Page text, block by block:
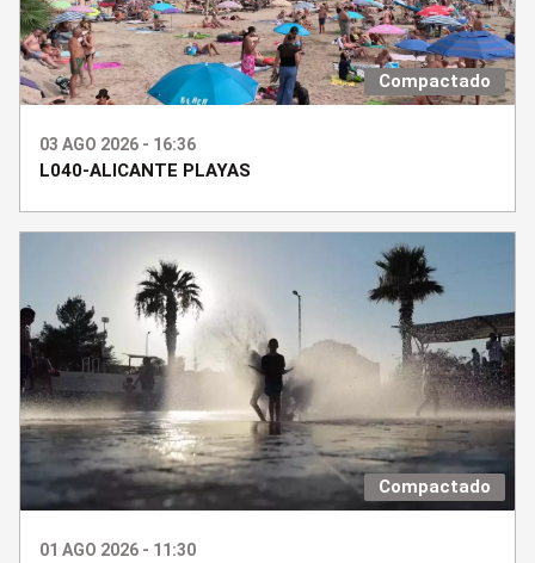
Compactado
03 AGO 2026 - 16:36
L040-ALICANTE PLAYAS
Compactado
01 AGO 2026 - 11:30